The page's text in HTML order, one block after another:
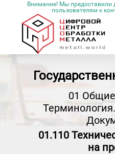
Внимание! Мы предоставили
пользователям к
01
01.110
на